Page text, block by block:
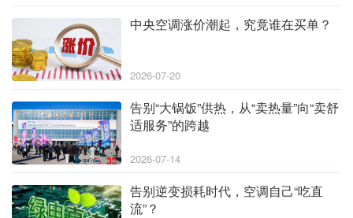
中央空调涨价潮起，究竟谁在买单？
2026-07-20
告别“大锅饭”供热，从“卖热量”向“卖舒
适服务”的跨越
2026-07-14
告别逆变损耗时代，空调自己“吃直
流”？